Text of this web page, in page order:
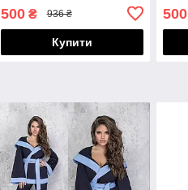
штани
500₴ 936 ₴
Купити
500